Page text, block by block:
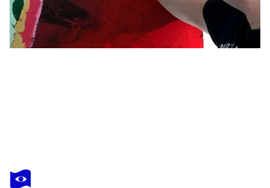
HOLGER MÜHLBAUER-GARDEMIN
Past time